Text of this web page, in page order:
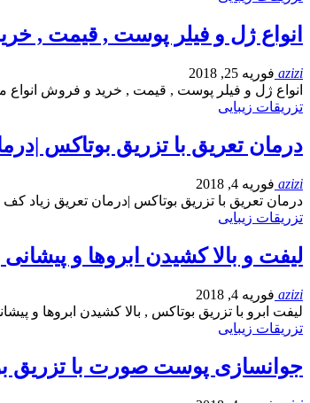
انواع ژل و فیلر پوست , قیمت ,
azizi فوریه 25, 2018
انواع ژل و فیلر پوست , قیمت , خرید و فروش
تزریقات زیبایی
درمان تعریق با تزریق بوتاکس
azizi فوریه 4, 2018
درمان تعریق با تزریق بوتاکس |درمان تعریق زیاد
تزریقات زیبایی
لیفت و بالا کشیدن ابروها و
azizi فوریه 4, 2018
لیفت ابرو با تزریق بوتاکس , بالا کشیدن ابروها و
تزریقات زیبایی
جوانسازی پوست صورت با تزریق